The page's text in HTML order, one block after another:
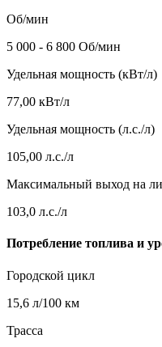
Об/мин
5 000 - 6 800 Об/мин
Удельная мощность (кВт/л)
77,00 кВт/л
Удельная мощность (л.с./л)
105,00 л.с./л
Максимальный выход на
103,0 л.с./л
Потребление топлива и
Городской цикл
15,6 л/100 км
Трасса